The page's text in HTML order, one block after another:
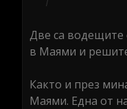
Две са водещите
в Маями и
Както и през
Маями. Една от